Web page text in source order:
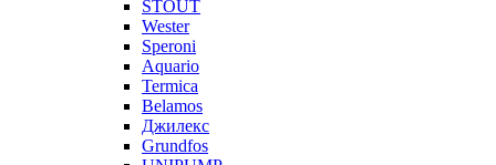
STOUT
Wester
Speroni
Aquario
Termica
Belamos
Джилекс
Grundfos